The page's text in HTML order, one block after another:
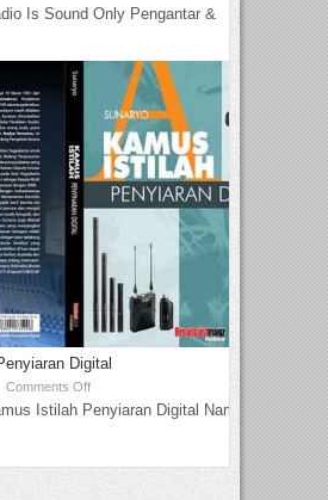
Is Sound Only Pengantar &
Digital
Comments Off
Istilah Penyiaran Digital Nama